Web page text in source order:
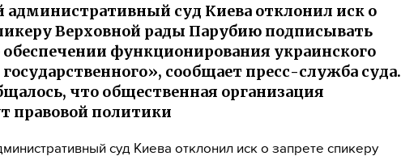
суд Киева отклонил иск о
Верховной рады Парубию подписывать
обеспечении функционирования украинского
сообщает пресс-служба суда.
что общественная организация
правовой политики
суд Киева отклонил иск о запрете спикеру